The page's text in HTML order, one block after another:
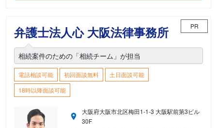
弁護士法人心 大阪法律事務所 PR
相続案件のための「相続チーム」が担当
電話相談可能 初回面談無料
土日面談可能
18時以降面談可能
大阪府大阪市北区梅田1-1-3 大阪駅前第3ビル
30F